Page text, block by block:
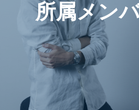
所属メン